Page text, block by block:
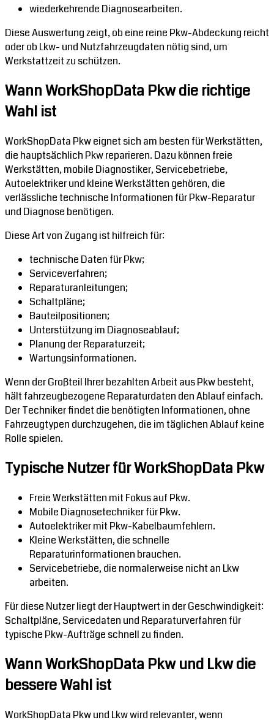
wiederkehrende Diagnosearbeiten.
Diese Auswertung zeigt, ob eine reine Pkw-Abdeckung reicht
oder ob Lkw- und Nutzfahrzeugdaten nötig sind, um
Werkstattzeit zu schützen.
Wann WorkShopData Pkw die richtige
Wahl ist
WorkShopData Pkw eignet sich am besten für Werkstätten,
die hauptsächlich Pkw reparieren. Dazu können freie
Werkstätten, mobile Diagnostiker, Servicebetriebe,
Autoelektriker und kleine Werkstätten gehören, die
verlässliche technische Informationen für Pkw-Reparatur
und Diagnose benötigen.
Diese Art von Zugang ist hilfreich für:
technische Daten für Pkw;
Serviceverfahren;
Reparaturanleitungen;
Schaltpläne;
Bauteilpositionen;
Unterstützung im Diagnoseablauf;
Planung der Reparaturzeit;
Wartungsinformationen.
Wenn der Großteil Ihrer bezahlten Arbeit aus Pkw besteht,
hält fahrzeugbezogene Reparaturdaten den Ablauf einfach.
Der Techniker findet die benötigten Informationen, ohne
Fahrzeugtypen durchzugehen, die im täglichen Ablauf keine
Rolle spielen.
Typische Nutzer für WorkShopData Pkw
Freie Werkstätten mit Fokus auf Pkw.
Mobile Diagnosetechniker für Pkw.
Autoelektriker mit Pkw-Kabelbaumfehlern.
Kleine Werkstätten, die schnelle
Reparaturinformationen brauchen.
Servicebetriebe, die normalerweise nicht an Lkw
arbeiten.
Für diese Nutzer liegt der Hauptwert in der Geschwindigkeit:
Schaltpläne, Servicedaten und Reparaturverfahren für
typische Pkw-Aufträge schnell zu finden.
Wann WorkShopData Pkw und Lkw die
bessere Wahl ist
WorkShopData Pkw und Lkw wird relevanter, wenn